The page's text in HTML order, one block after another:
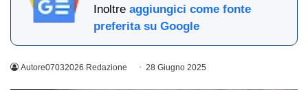
Inoltreaggiungici come fonte
preferita su Google
Autore07032026 Redazione 28 Giugno 2025